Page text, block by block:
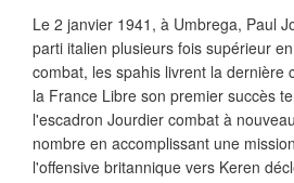
Le 2 janvier 1941, à Umbrega, Paul
parti italien plusieurs fois supérieur
combat, les spahis livrent la
la France Libre son premier succès
l'escadron Jourdier combat à
nombre en accomplissant une
l'offensive britannique vers Keren